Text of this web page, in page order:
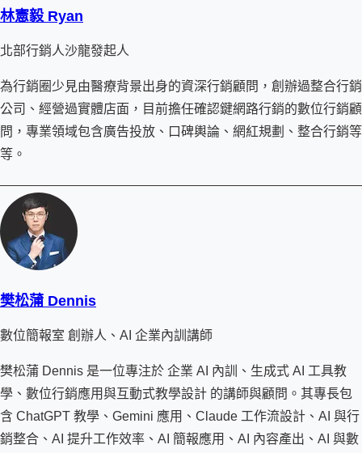
林憲毅 Ryan
北部行銷人沙龍發起人
為行銷圈少見由醫療背景出身的資深行銷顧問，創辦過整合行銷
公司、經營過實體店面，目前擔任確認鍵網路行銷的數位行銷顧
問，專業領域包含廣告投放、口碑輿論、網紅規劃、整合行銷等
等。
樊松蒲 Dennis
數位簡報室 創辦人、AI 企業內訓講師
樊松蒲 Dennis 是一位專注於 企業 AI 內訓、生成式 AI 工具教
學、數位行銷應用與互動式教學設計 的講師與顧問。其專長包
含 ChatGPT 教學、Gemini 應用、Claude 工作流設計、AI 與行
銷整合、AI 提升工作效率、AI 簡報應用、AI 內容產出、AI 與數